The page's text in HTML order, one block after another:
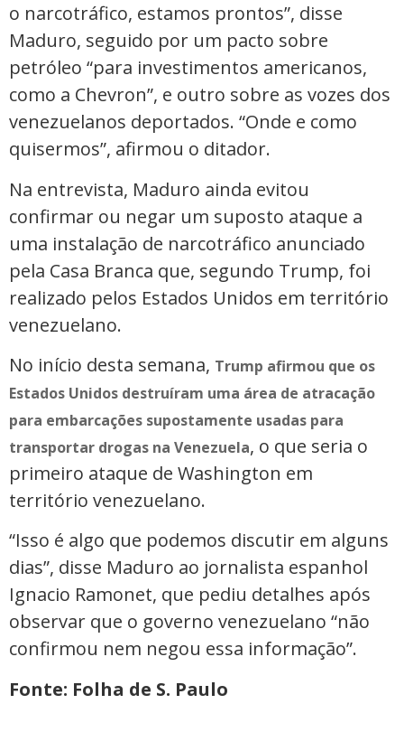
o narcotráfico, estamos prontos”, disse
Maduro, seguido por um pacto sobre
petróleo “para investimentos americanos,
como a Chevron”, e outro sobre as vozes dos
venezuelanos deportados. “Onde e como
quisermos”, afirmou o ditador.
Na entrevista, Maduro ainda evitou
confirmar ou negar um suposto ataque a
uma instalação de narcotráfico anunciado
pela Casa Branca que, segundo Trump, foi
realizado pelos Estados Unidos em território
venezuelano.
No início desta semana, Trump afirmou que os
Estados Unidos destruíram uma área de atracação
para embarcações supostamente usadas para
transportar drogas na Venezuela, o que seria o
primeiro ataque de Washington em
território venezuelano.
“Isso é algo que podemos discutir em alguns
dias”, disse Maduro ao jornalista espanhol
Ignacio Ramonet, que pediu detalhes após
observar que o governo venezuelano “não
confirmou nem negou essa informação”.
Fonte: Folha de S. Paulo